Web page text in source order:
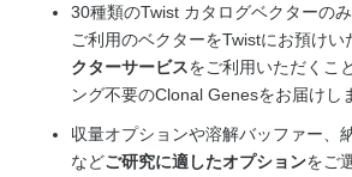
30種類のTwist カタログベクターの
ご利用のベクターをTwistにお預けい
クターサービスをご利用いただくこ
ング不要のClonal Genesをお届けし
収量オプションや溶解バッファー、
などご研究に適したオプションをご